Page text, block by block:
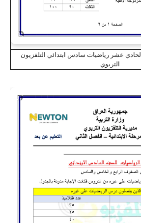
الحادي عشر رياضيات سادس ابتدائي التلفزيون
التربوي